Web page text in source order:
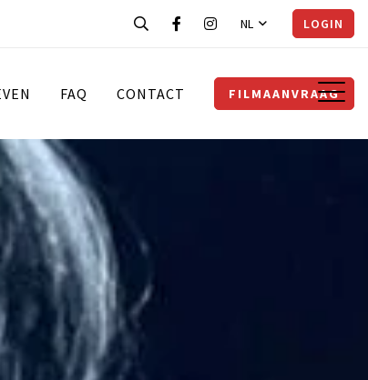
NL LOGIN
FAQ CONTACT FILMAANVRAAG